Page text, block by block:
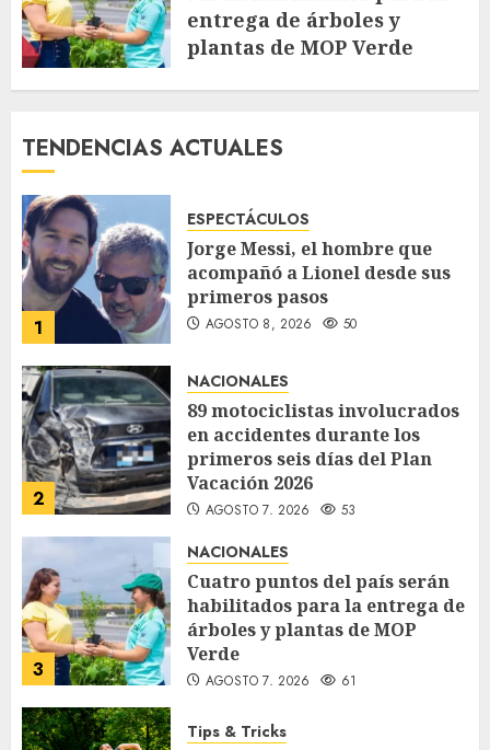
entrega de árboles y
plantas de MOP Verde
TENDENCIAS ACTUALES
1
ESPECTÁCULOS
Jorge Messi, el hombre que
acompañó a Lionel desde sus
primeros pasos
AGOSTO 8, 2026 50
2
NACIONALES
89 motociclistas involucrados
en accidentes durante los
primeros seis días del Plan
Vacación 2026
AGOSTO 7, 2026 53
3
NACIONALES
Cuatro puntos del país serán
habilitados para la entrega de
árboles y plantas de MOP
Verde
AGOSTO 7, 2026 61
Tips & Tricks